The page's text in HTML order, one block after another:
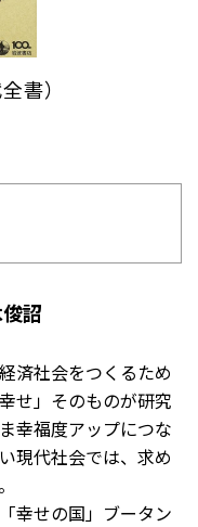
書）
詔
済社会をつくるため
せ」そのものが研究
幸福度アップにつな
現代社会では、求め
幸せの国」ブータン